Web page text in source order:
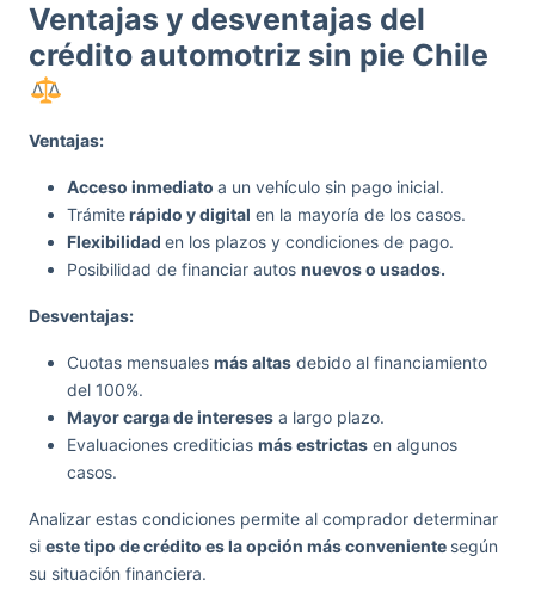
Ventajas y desventajas del
crédito automotriz sin pie Chile
Ventajas:
Acceso inmediato a un vehículo sin pago inicial.
Trámiterápido y digital en la mayoría de los casos.
Flexibilidad en los plazos y condiciones de pago.
Posibilidad de financiar autos nuevos o usados.
Desventajas:
Cuotas mensuales más altas debido al financiamiento
del 100%.
Mayor carga de intereses a largo plazo.
Evaluaciones crediticias más estrictas en algunos
casos.
Analizar estas condiciones permite al comprador determinar
si este tipo de crédito es la opción más conveniente según
su situación financiera.